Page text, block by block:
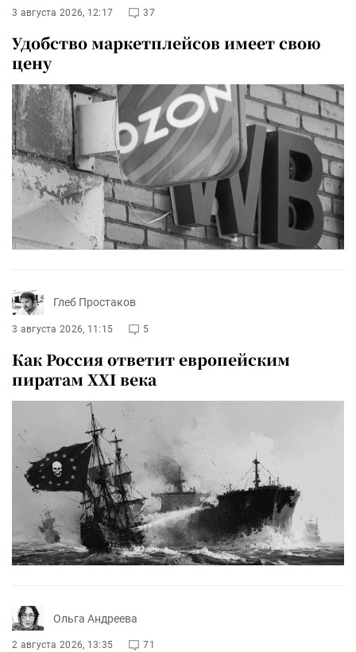
3 августа 2026, 12:17 37
Удобство маркетплейсов имеет свою
цену
Глеб Простаков
3 августа 2026, 11:15 5
Как Россия ответит европейским
пиратам XXI века
Ольга Андреева
2 августа 2026, 13:35 71